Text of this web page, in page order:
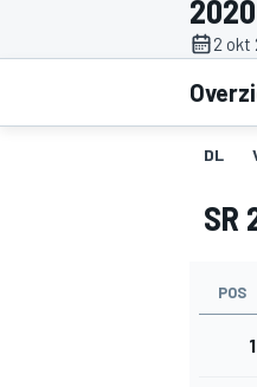
2 okt
DL
SR
POS
1